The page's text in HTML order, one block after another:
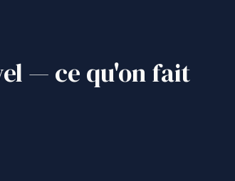
— ce qu'on fait